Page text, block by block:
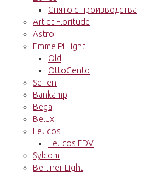
Снято с производства
Art et Floritude
Astro
Emme Pi Light
Old
OttoCento
Serien
Bankamp
Bega
Belux
Leucos
Leucos FDV
Sylcom
Berliner Light